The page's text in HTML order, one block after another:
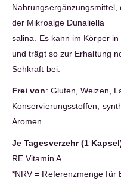
der Mikroalge Dunaliella
salina. Es kann im Körper
und trägt so zur Erhaltung
Sehkraft bei.
Frei von: Gluten, Weizen,
Konservierungsstoffen,
Aromen.
Je Tagesverzehr (1
RE Vitamin
*NRV = Referenzmenge für